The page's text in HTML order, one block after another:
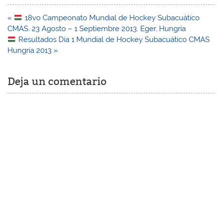
Navegación
de
entradas
«
18vo Campeonato Mundial de Hockey Subacuático
CMAS. 23 Agosto – 1 Septiembre 2013. Eger, Hungría
Resultados Día 1 Mundial de Hockey Subacuático CMAS
Hungría 2013 »
Deja un comentario